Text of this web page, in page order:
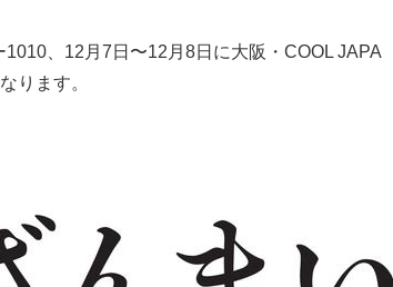
、12月7日〜12月8日に大阪・COOL JAPA
ります。